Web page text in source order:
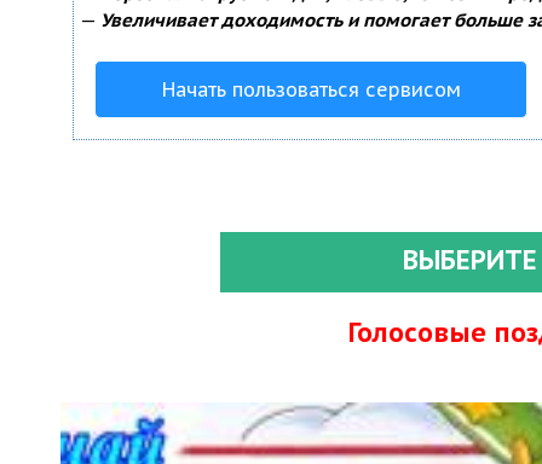
— Увеличивает доходимость и помогает больше
Начать пользоваться сервисом
Голосовые